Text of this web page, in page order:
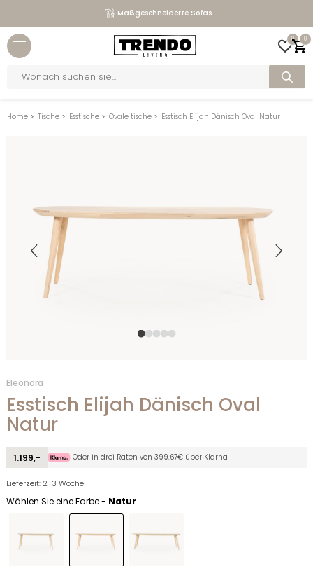
Maßgeschneiderte Sofas
0 0
search
Home > Tische > Esstische > Ovale tische > Esstisch Elijah Dänisch Oval Natur
Eleonora
Esstisch Elijah Dänisch Oval
Natur
1.199,- Oder in drei Raten von 399.67€ über Klarna
Lieferzeit: 2-3 Woche
Wählen Sie eine Farbe - Natur